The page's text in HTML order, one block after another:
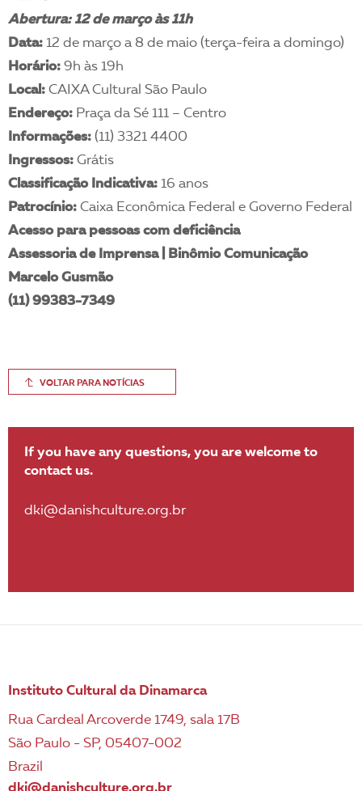
Abertura: 12 de março às 11h
Data: 12 de março a 8 de maio (terça-feira a domingo)
Horário: 9h às 19h
Local: CAIXA Cultural São Paulo
Endereço: Praça da Sé 111 – Centro
Informações: (11) 3321 4400
Ingressos: Grátis
Classificação Indicativa: 16 anos
Patrocínio: Caixa Econômica Federal e Governo Federal
Acesso para pessoas com deficiência
Assessoria de Imprensa | Binômio Comunicação
Marcelo Gusmão
(11) 99383-7349
VOLTAR PARA NOTÍCIAS
If you have any questions, you are welcome to
contact us.
dki@danishculture.org.br
Instituto Cultural da Dinamarca
Rua Cardeal Arcoverde 1749, sala 17B
São Paulo - SP, 05407-002
Brazil
dki@danishculture.org.br